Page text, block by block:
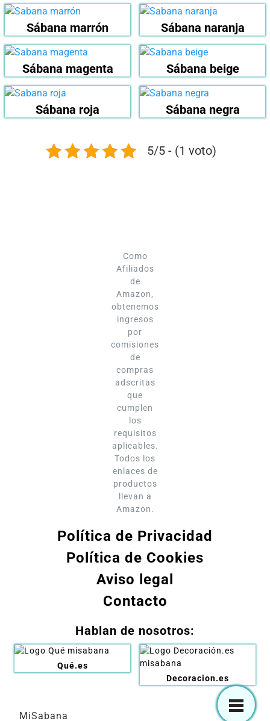
Sábana marrón Sábana naranja
Sábana magenta Sábana beige
Sábana roja Sábana negra
5/5 - (1 voto)
Como
Afiliados
de
Amazon,
obtenemos
ingresos
por
comisiones
de
compras
adscritas
que
cumplen
los
requisitos
aplicables.
Todos los
enlaces de
productos
llevan a
Amazon.
Política de Privacidad
Política de Cookies
Aviso legal
Contacto
Hablan de nosotros:
Qué.es
Decoracion.es
MiSabana